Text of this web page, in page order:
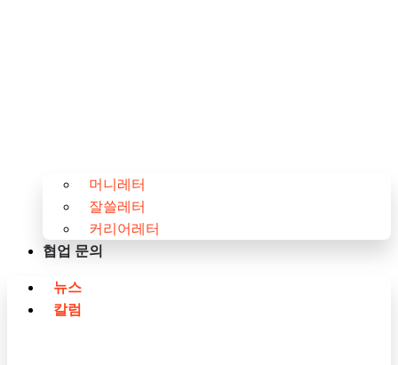
머니레터
잘쓸레터
커리어레터
협업 문의
뉴스
칼럼